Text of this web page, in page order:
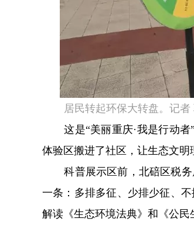
居民转起环保大转盘。记者
这是“美丽重庆·我是行动
体验区搬进了社区，让生态文明
科普展示区前，北碚区税
一条：多排多征、少排少征、
解读《生态环境法典》和《公